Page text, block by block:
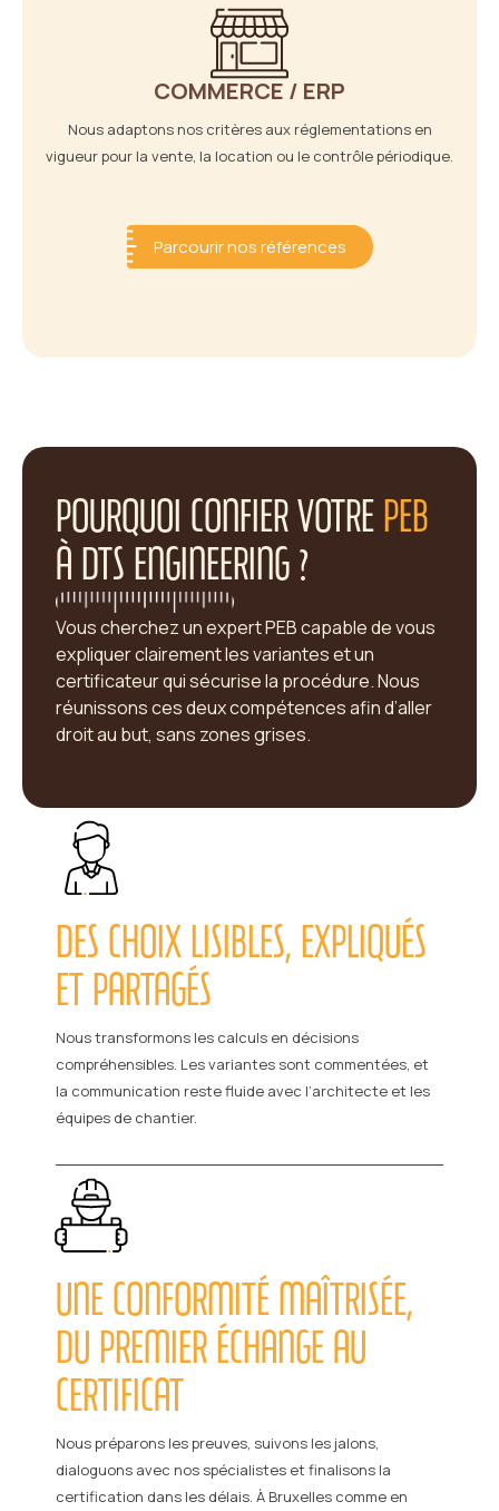
COMMERCE / ERP
Nous adaptons nos critères aux réglementations en
vigueur pour la vente, la location ou le contrôle périodique.
Parcourir nos références
POURQUOI CONFIER VOTREPEB
À DTS ENGINEERING ?
Vous cherchez un expert PEB capable de vous
expliquer clairement les variantes et un
certificateur qui sécurise la procédure. Nous
réunissons ces deux compétences afin d’aller
droit au but, sans zones grises.
DES CHOIX LISIBLES, EXPLIQUÉS
ET PARTAGÉS
Nous transformons les calculs en décisions
compréhensibles. Les variantes sont commentées, et
la communication reste fluide avec l’architecte et les
équipes de chantier.
UNE CONFORMITÉ MAÎTRISÉE,
DU PREMIER ÉCHANGE AU
CERTIFICAT
Nous préparons les preuves, suivons les jalons,
dialoguons avec nos spécialistes et finalisons la
certification dans les délais. À Bruxelles comme en